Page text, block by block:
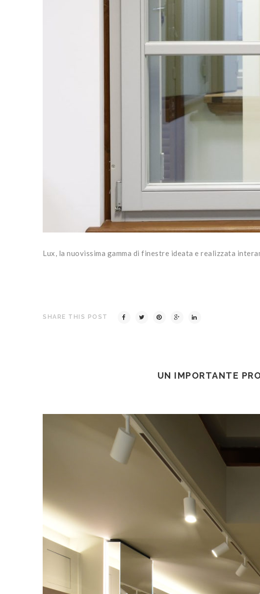
Lux, la nuovissima gamma di finestre ideata e realizzata
SHARE THIS POST
UN IMPORTANTE